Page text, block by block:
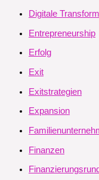
Digitale
Entrepreneurship
Erfolg
Exit
Exitstrategien
Expansion
Finanzen